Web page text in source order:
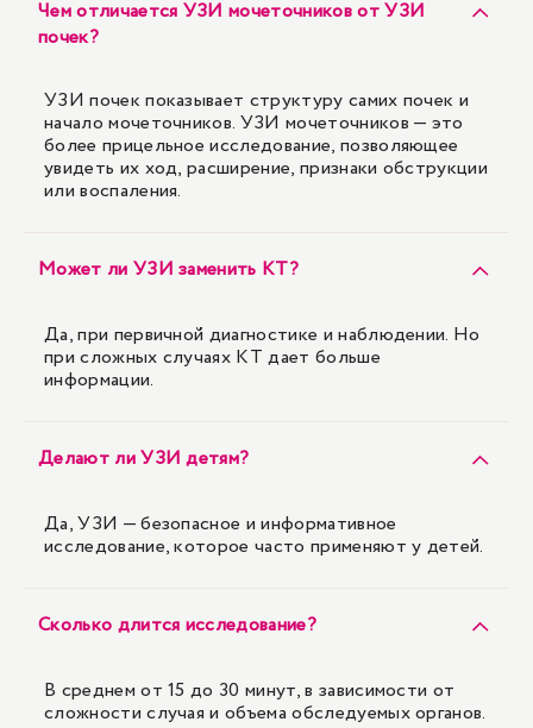
Чем отличается УЗИ мочеточников от УЗИ
почек?
УЗИ почек показывает структуру самих почек и
начало мочеточников. УЗИ мочеточников — это
более прицельное исследование, позволяющее
увидеть их ход, расширение, признаки обструкции
или воспаления.
Может ли УЗИ заменить КТ?
Да, при первичной диагностике и наблюдении. Но
при сложных случаях КТ дает больше
информации.
Делают ли УЗИ детям?
Да, УЗИ — безопасное и информативное
исследование, которое часто применяют у детей.
Сколько длится исследование?
В среднем от 15 до 30 минут, в зависимости от
сложности случая и объема обследуемых органов.